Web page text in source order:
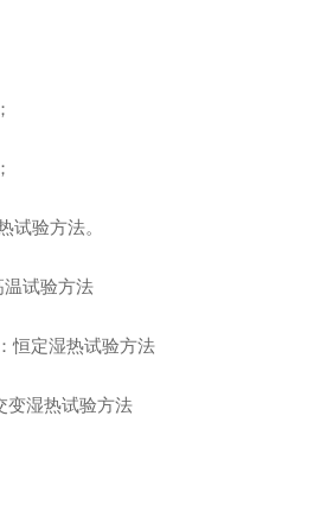
试验方法。
温试验方法
恒定湿热试验方法
变湿热试验方法